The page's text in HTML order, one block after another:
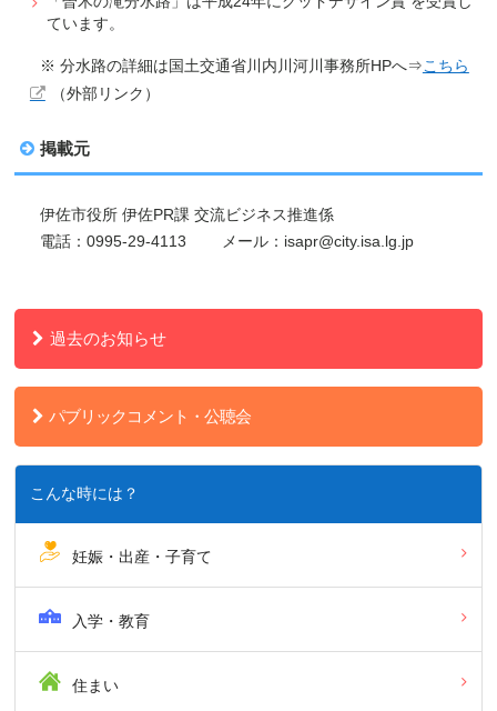
ています。
※ 分水路の詳細は国土交通省川内川河川事務所HPへ⇒こちら
（外部リンク）
掲載元
伊佐市役所 伊佐PR課 交流ビジネス推進係
電話：0995-29-4113 メール：isapr@city.isa.lg.jp
過去のお知らせ
パブリックコメント・公聴会
こんな時には？
妊娠・出産・子育て
入学・教育
住まい